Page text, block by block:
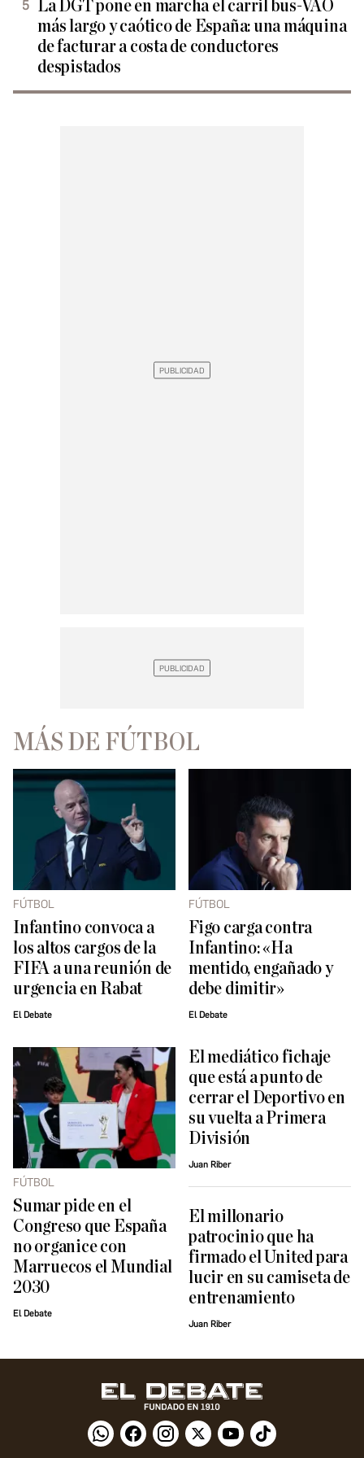
La DGT pone en marcha el carril bus-VAO
más largo y caótico de España: una máquina
de facturar a costa de conductores
despistados
MÁS DE FÚTBOL
FÚTBOL
Infantino convoca a
los altos cargos de la
FIFA a una reunión de
urgencia en Rabat
El Debate
FÚTBOL
Figo carga contra
Infantino: «Ha
mentido, engañado y
debe dimitir»
El Debate
FÚTBOL
Sumar pide en el
Congreso que España
no organice con
Marruecos el Mundial
2030
El Debate
El mediático fichaje
que está a punto de
cerrar el Deportivo en
su vuelta a Primera
División
Juan Riber
El millonario
patrocinio que ha
firmado el United para
lucir en su camiseta de
entrenamiento
Juan Riber